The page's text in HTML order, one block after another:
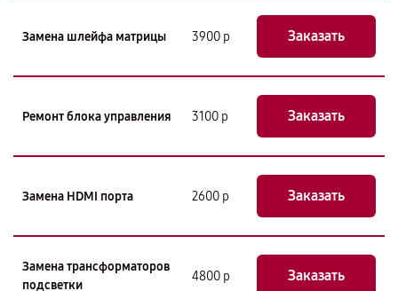
Замена шлейфа матрицы 3900 р Заказать
Ремонт блока управления 3100 р Заказать
Замена HDMI порта 2600 р Заказать
Замена трансформаторов
подсветки
4800 р Заказать